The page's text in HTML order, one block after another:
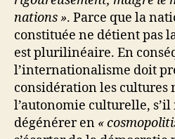
nations ». Parce que la
constituée ne détient pas
est plurilinéaire. En
l’internationalisme doit
considération les cultures
l’autonomie culturelle, s’il
dégénérer en «